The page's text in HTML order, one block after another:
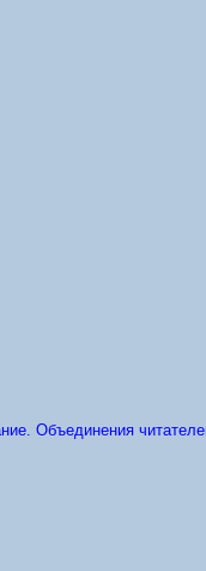
Объединения